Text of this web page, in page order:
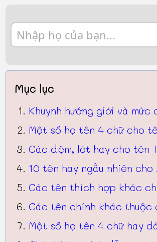
Mục lục
Khuynh hướng giới và
Một số họ tên 4 chữ cho
Các đệm, lót hay cho tên
10 tên hay ngẫu nhiên cho
Các tên thích hợp khác
Các tên chính khác thuộc
Một số họ tên 4 chữ hay